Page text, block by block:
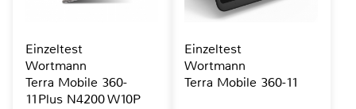
Einzeltest
Wortmann
Terra Mobile 360-
11Plus N4200 W10P
Einzeltest
Wortmann
Terra Mobile 360-11